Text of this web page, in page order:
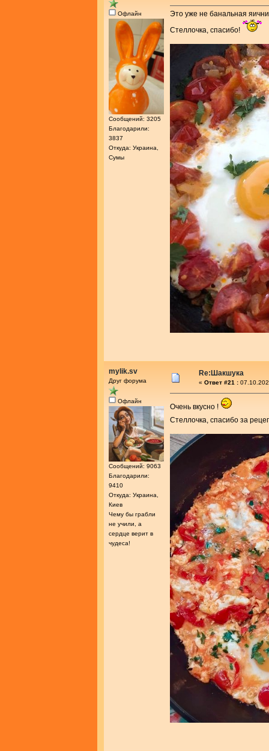
Офлайн
Сообщений: 3205
Благодарили:
3837
Откуда: Украина,
Сумы
Это уже не банальная
Стеллочка, спасибо!
mylik.sv
Друг форума
Офлайн
Сообщений: 9063
Благодарили:
9410
Откуда: Украина,
Киев
Чему бы грабли
не учили, а
сердце верит в
чудеса!
Re:Шакшука
« Ответ #21 :
Очень вкусно !
Стеллочка, спасибо за